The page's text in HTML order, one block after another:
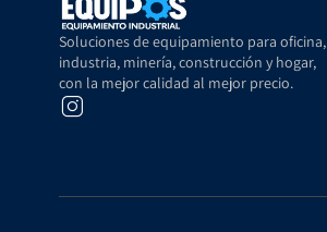
Soluciones de equipamiento para oficina,
industria, minería, construcción y hogar,
con la mejor calidad al mejor precio.